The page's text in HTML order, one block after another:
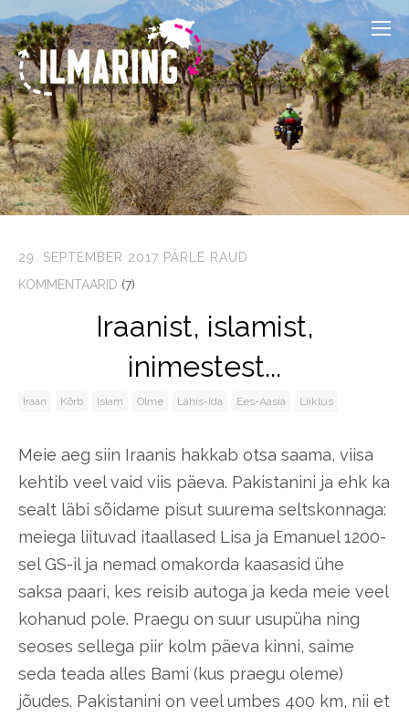
29. SEPTEMBER 2017 PÄRLE RAUD
KOMMENTAARID (7)
Iraanist, islamist,
inimestest...
Iraan Kõrb Islam Olme Lähis-Ida Ees-Aasia Liiklus
Meie aeg siin Iraanis hakkab otsa saama, viisa
kehtib veel vaid viis päeva. Pakistanini ja ehk ka
sealt läbi sõidame pisut suurema seltskonnaga:
meiega liituvad itaallased Lisa ja Emanuel 1200-
sel GS-il ja nemad omakorda kaasasid ühe
saksa paari, kes reisib autoga ja keda meie veel
kohanud pole. Praegu on suur usupüha ning
seoses sellega piir kolm päeva kinni, saime
seda teada alles Bami (kus praegu oleme)
jõudes. Pakistanini on veel umbes 400 km, nii et